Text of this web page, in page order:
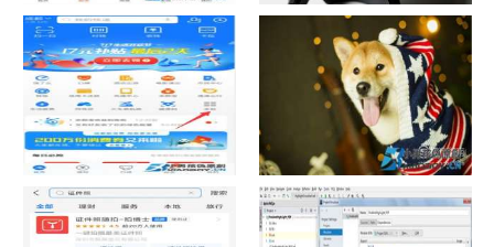
中国联通手机营业厅销户操作
指引
摄影作品的欣赏方法
支付宝怎么拍违章挣钱？
宠物定位器app开发可以解决哪
些问题？